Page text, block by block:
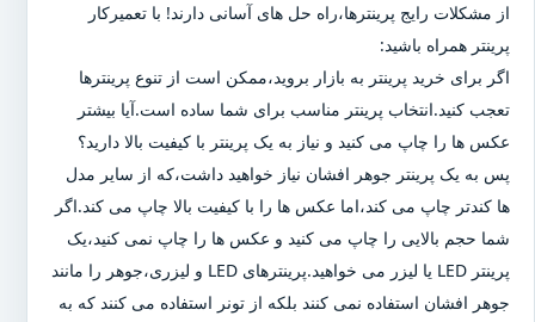
از مشکلات رایج پرینترها،راه حل های آسانی دارند! با تعمیرکار
پرینتر همراه باشید:
اگر برای خرید پرینتر به بازار بروید،ممکن است از تنوع پرینترها
تعجب کنید.انتخاب پرینتر مناسب برای شما ساده است.آیا بیشتر
عکس ها را چاپ می کنید و نیاز به یک پرینتر با کیفیت بالا دارید؟
پس به یک پرینتر جوهر افشان نیاز خواهید داشت،که از سایر مدل
ها کندتر چاپ می کند،اما عکس ها را با کیفیت بالا چاپ می کند.اگر
شما حجم بالایی را چاپ می کنید و عکس ها را چاپ نمی کنید،یک
پرینتر LED یا لیزر می خواهید.پرینترهای LED و لیزری،جوهر را مانند
جوهر افشان استفاده نمی کنند بلکه از تونر استفاده می کنند که به